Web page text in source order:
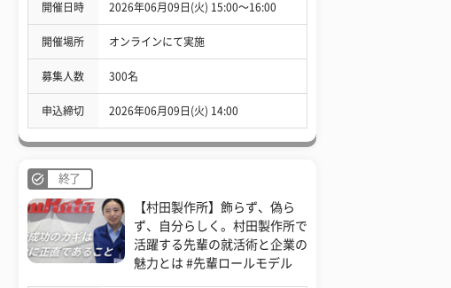
開催日時 2026年06月09日(火) 15:00〜16:00
開催場所 オンラインにて実施
募集人数 300名
申込締切 2026年06月09日(火) 14:00
終了
【村田製作所】飾らず、偽ら
ず、自分らしく。村田製作所で
活躍する先輩の就活術と企業の
魅力とは #先輩ロールモデル